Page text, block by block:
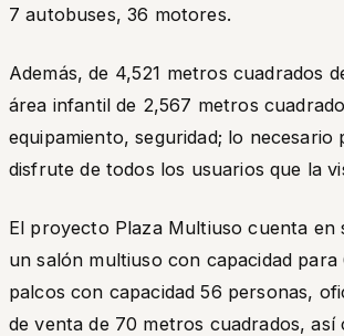
7 autobuses, 36 motores.
Además, de 4,521 metros cuadrados
área infantil de 2,567 metros
equipamiento, seguridad; lo necesario
disfrute de todos los usuarios que la
El proyecto Plaza Multiuso cuenta en
un salón multiuso con capacidad para
palcos con capacidad 56 personas,
de venta de 70 metros cuadrados, así